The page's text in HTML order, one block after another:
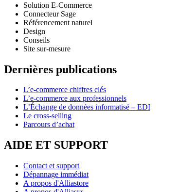
Solution E-Commerce
Connecteur Sage
Référencement naturel
Design
Conseils
Site sur-mesure
Dernières publications
L’e-commerce chiffres clés
L’e-commerce aux professionnels
L’Échange de données informatisé – EDI
Le cross-selling
Parcours d’achat
AIDE ET SUPPORT
Contact et support
Dépannage immédiat
A propos d'Alliastore